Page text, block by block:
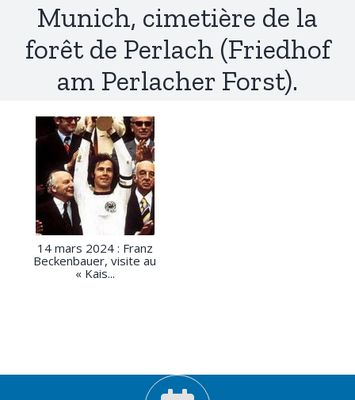
Munich, cimetière de la
forêt de Perlach (Friedhof
am Perlacher Forst).
14 mars 2024 : Franz
Beckenbauer, visite au
« Kais...